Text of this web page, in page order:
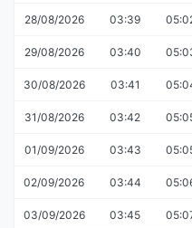
28/08/2026 03:39
29/08/2026 03:40
30/08/2026 03:41
31/08/2026 03:42
01/09/2026 03:43
02/09/2026 03:44
03/09/2026 03:45